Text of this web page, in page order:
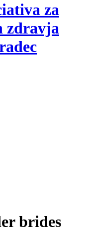
za
zdravja
brides